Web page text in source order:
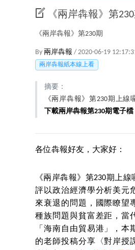
《兩岸犇報》第
《兩岸犇報》第230期
By 兩岸犇報 / 2020-06-19
兩岸犇報紙本線上看
摘要：
《兩岸犇報》第230期上線
下載兩岸犇報第230期電子檔
各位犇報好友，大家好：
《兩岸犇報》第230期上
評以政治經濟學分析美元
來衰退的問題，國際瞭望
種族問題與貧富差距，當
「海南自由貿易港」，本
的老師投稿分享〈對岸授